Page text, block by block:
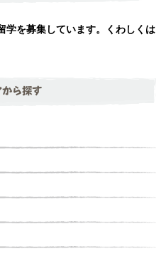
学を募集しています。くわしくは
から探す